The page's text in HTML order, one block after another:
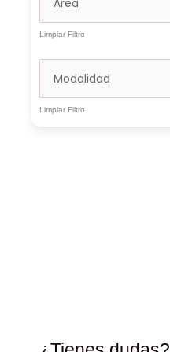
Limpiar Filtro
Limpiar Filtro